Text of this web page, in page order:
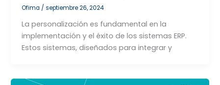
Ofima /septiembre 26, 2024
La personalización es fundamental en la
implementación y el éxito de los sistemas ERP.
Estos sistemas, diseñados para integrar y